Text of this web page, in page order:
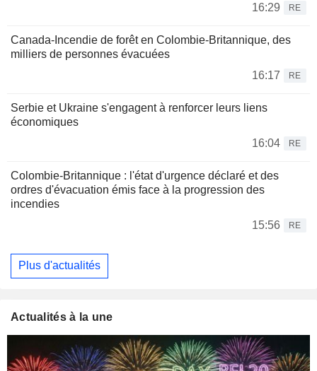
16:29
RE
Canada-Incendie de forêt en Colombie-Britannique, des
milliers de personnes évacuées
16:17
RE
Serbie et Ukraine s'engagent à renforcer leurs liens
économiques
16:04
RE
Colombie-Britannique : l'état d'urgence déclaré et des
ordres d'évacuation émis face à la progression des
incendies
15:56
RE
Plus d'actualités
Actualités à la une